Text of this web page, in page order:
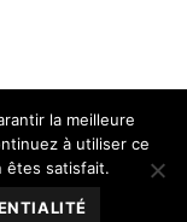
la meilleure
à utiliser ce
êtes satisfait.